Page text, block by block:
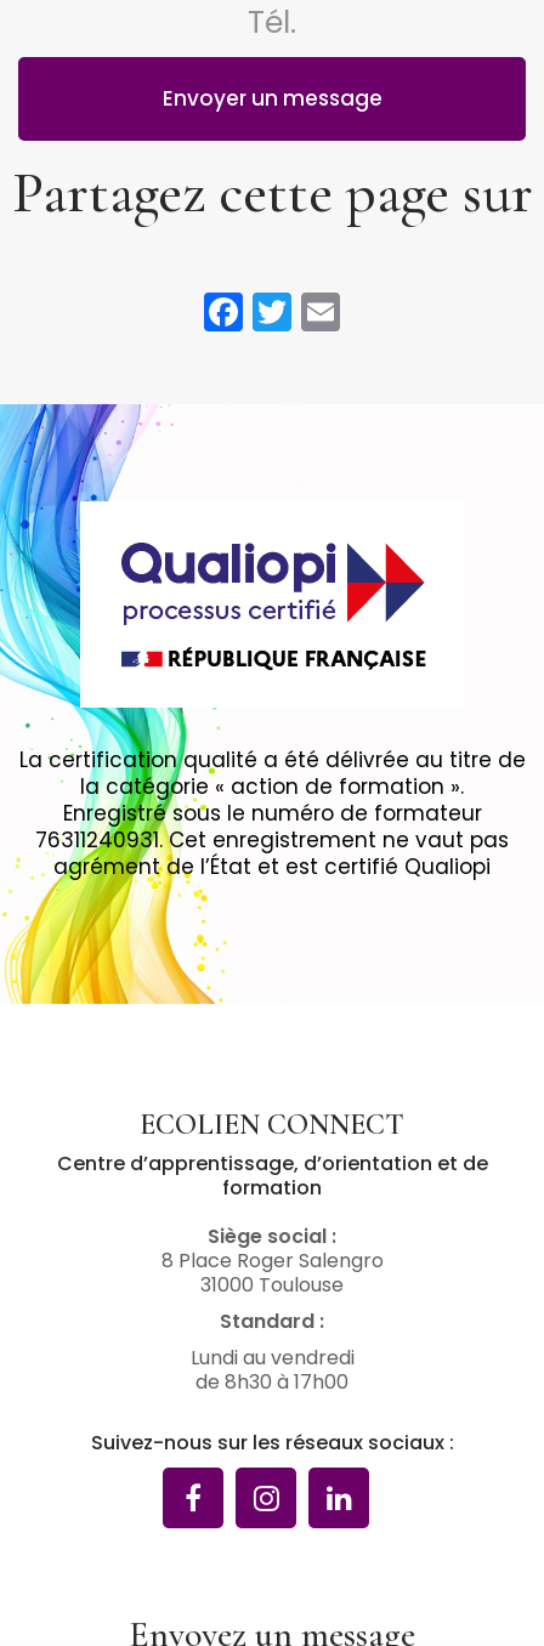
Tél.
Envoyer un message
Partagez cette page sur
Facebook
Twitter
La certification qualité a été délivrée au titre de
la catégorie « action de formation ».
Enregistré sous le numéro de formateur
76311240931. Cet enregistrement ne vaut pas
agrément de l’État et est certifié Qualiopi
ECOLIEN CONNECT
Centre d’apprentissage, d’orientation et de
formation
Siège social :
8 Place Roger Salengro
31000 Toulouse
Standard :
Lundi au vendredi
de 8h30 à 17h00
Suivez-nous sur les réseaux sociaux :
Envoyez un message